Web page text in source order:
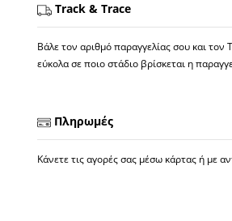
Track & Trace
Βάλε τον αριθμό παραγγελίας σου και τον
εύκολα σε ποιο στάδιο βρίσκεται η
Πληρωμές
Κάνετε τις αγορές σας μέσω κάρτας ή με